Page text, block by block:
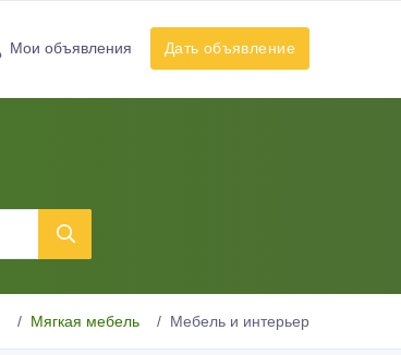
Мои объявления Дать объявление
Мягкая мебель Мебель и интерьер